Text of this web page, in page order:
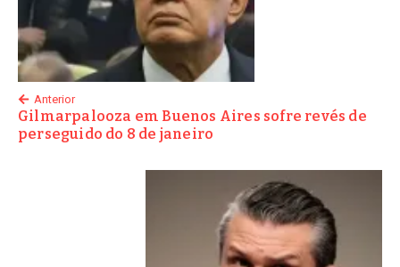
Anterior
Gilmarpalooza em Buenos Aires sofre revés de
perseguido do 8 de janeiro